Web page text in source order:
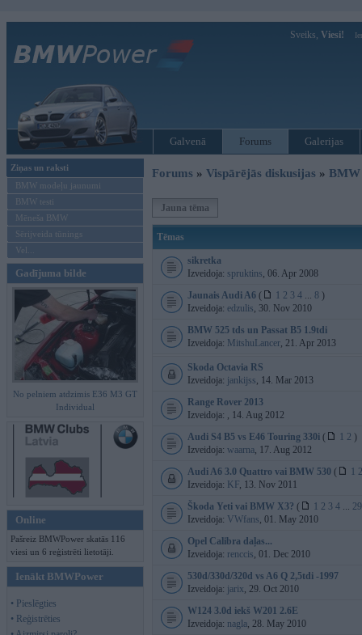
Sveiks, Viesi!
Galvenā Forums Galerijas
Ziņas un raksti
BMW modeļu jaunumi
BMW testi
Mēneša BMW
Sērijveida tūnings
Vel...
Gadījuma bilde
No pelniem atdzimis E36 M3 GT
Individual
Online
Pašreiz BMWPower skatās 116
viesi un 6 reģistrēti lietotāji.
Ienākt BMWPower
• Pieslēgties
• Reģistrēties
Forums » Vispārējās diskusijas »
Jauna tēma
Tēmas
sikretka
Izveidoja: spruktins, 06. Apr 2008
Jaunais Audi A6 ( 1 2 3 4 ... 8 )
Izveidoja: edzulis, 30. Nov 2010
BMW 525 tds un Passat B5 1.9tdi
Izveidoja: MitshuLancer, 21. Apr 2013
Skoda Octavia RS
Izveidoja: jankijss, 14. Mar 2013
Range Rover 2013
Izveidoja: , 14. Aug 2012
Audi S4 B5 vs E46 Touring 330i ( 1 2 )
Izveidoja: waarna, 17. Aug 2012
Audi A6 3.0 Quattro vai BMW 530 ( 1 2
Izveidoja: KF, 13. Nov 2011
Škoda Yeti vai BMW X3? ( 1 2 3 4 ... 29
Izveidoja: VWfans, 01. May 2010
Opel Calibra daļas...
Izveidoja: renccis, 01. Dec 2010
530d/330d/320d vs A6 Q 2,5tdi -1997
Izveidoja: jarix, 29. Oct 2010
W124 3.0d iekš W201 2.6E
Izveidoja: nagla, 28. May 2010